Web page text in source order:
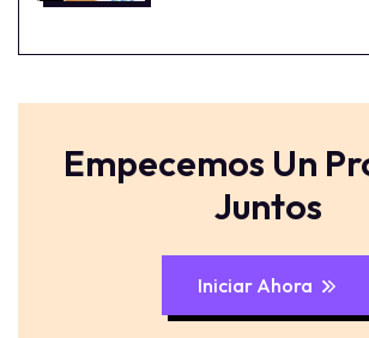
Empecemos Un
Juntos
Iniciar Ahora